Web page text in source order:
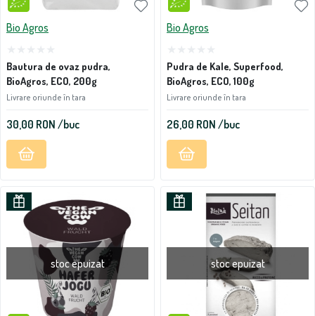
Bio Agros
Bautura de ovaz pudra,
BioAgros, ECO, 200g
Livrare oriunde în tara
30,00 RON /buc
Bio Agros
Pudra de Kale, Superfood,
BioAgros, ECO, 100g
Livrare oriunde în tara
26,00 RON /buc
stoc epuizat stoc epuizat